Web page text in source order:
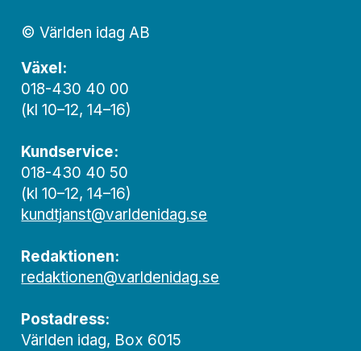
© Världen idag AB
Växel:
018-430 40 00
(kl 10–12, 14–16)
Kundservice:
018-430 40 50
(kl 10–12, 14–16)
kundtjanst@varldenidag.se
Redaktionen:
redaktionen@varldenidag.se
Postadress:
Världen idag, Box 6015